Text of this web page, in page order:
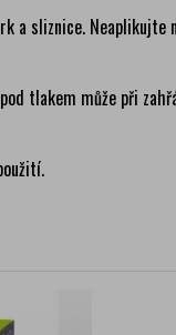
a sliznice. Neaplikujte
tlakem může při